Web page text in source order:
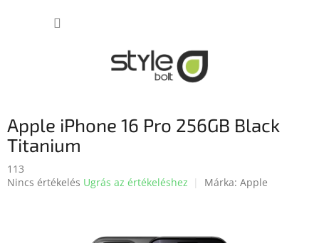
Apple iPhone 16 Pro 256GB Black
Titanium
113
A
Nincs értékelés Ugrás az értékeléshez Márka: Apple